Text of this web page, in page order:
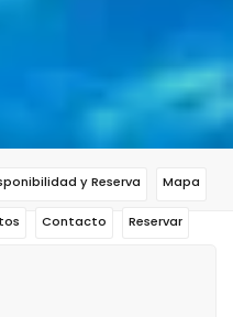
y Reserva Mapa
Contacto Reservar